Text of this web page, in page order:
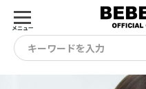
メニュー
キーワードを入力